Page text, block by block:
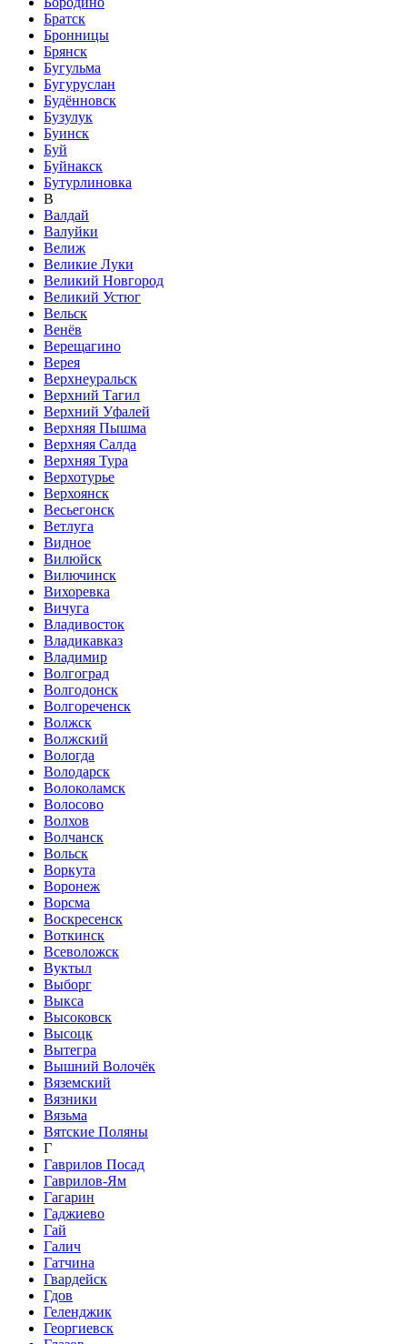
Братск
Бронницы
Брянск
Бугульма
Бугуруслан
Будённовск
Бузулук
Буинск
Буй
Буйнакск
Бутурлиновка
В
Валдай
Валуйки
Велиж
Великие Луки
Великий Новгород
Великий Устюг
Вельск
Венёв
Верещагино
Верея
Верхнеуральск
Верхний Тагил
Верхний Уфалей
Верхняя Пышма
Верхняя Салда
Верхняя Тура
Верхотурье
Верхоянск
Весьегонск
Ветлуга
Видное
Вилюйск
Вилючинск
Вихоревка
Вичуга
Владивосток
Владикавказ
Владимир
Волгоград
Волгодонск
Волгореченск
Волжск
Волжский
Вологда
Володарск
Волоколамск
Волосово
Волхов
Волчанск
Вольск
Воркута
Воронеж
Ворсма
Воскресенск
Воткинск
Всеволожск
Вуктыл
Выборг
Выкса
Высоковск
Высоцк
Вытегра
Вышний Волочёк
Вяземский
Вязники
Вязьма
Вятские Поляны
Г
Гаврилов Посад
Гаврилов-Ям
Гагарин
Гаджиево
Гай
Галич
Гатчина
Гвардейск
Гдов
Геленджик
Георгиевск